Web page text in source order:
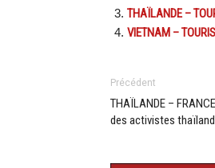
THAÏLANDE –
VIETNAM –
Précédent
THAÏLANDE –
des activistes